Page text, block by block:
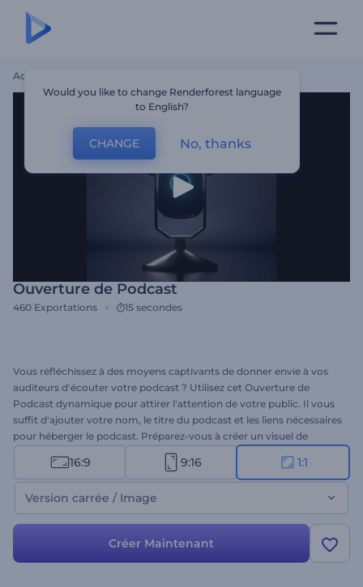
Accueil
Ouverture de Podcast
460 Exportations 15 secondes
Vous réfléchissez à des moyens captivants de donner envie à vos
auditeurs d'écouter votre podcast ? Utilisez cet Ouverture de
Podcast dynamique pour attirer l'attention de votre public. Il vous
suffit d'ajouter votre nom, le titre du podcast et les liens nécessaires
pour héberger le podcast. Préparez-vous à créer un visuel de
podcast attrayant pour maintenir l'intérêt de votre public. Essayez-
le dès maintenant !
16:9 9:16 1:1
Version carrée / Image
Créer Maintenant
Would you like to change Renderforest language
to English?
CHANGE No, thanks